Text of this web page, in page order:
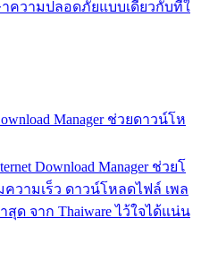
ความปลอดภัยแบบเดียวกับที่ใ
Manager ช่วยดาวน์โห
Download Manager ช่วยโ
ความเร็ว ดาวน์โหลดไฟล์ เพล
ด จาก Thaiware ไว้ใจได้แน่น